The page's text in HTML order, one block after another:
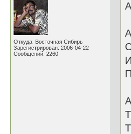
Откуда: Восточная Сибирь
Зарегистрирован: 2006-04-22
Сообщений: 2260